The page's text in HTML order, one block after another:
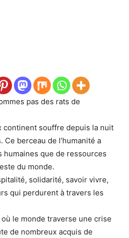
pas des rats de
continent souffre depuis la nuit
berceau de l’humanité a
humaines que de ressources
du monde.
solidarité, savoir vivre,
qui perdurent à travers les
où le monde traverse une crise
de nombreux acquis de